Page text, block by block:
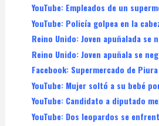
YouTube: Empleados de un
YouTube: Policía golpea en la
Reino Unido: Joven apuñalada se
Reino Unido: Joven apuñala se
Facebook: Supermercado de
YouTube: Mujer soltó a su bebé
YouTube: Candidato a diputado
YouTube: Dos leopardos se